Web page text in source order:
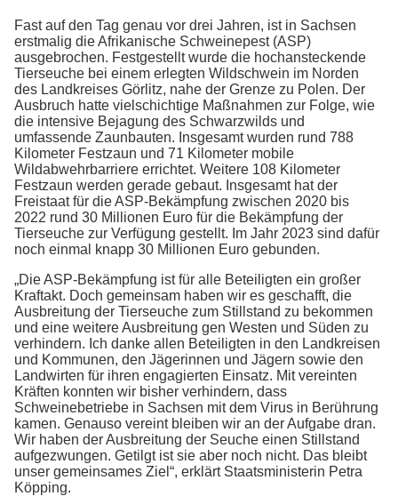
Fast auf den Tag genau vor drei Jahren, ist in Sachsen
erstmalig die Afrikanische Schweinepest (ASP)
ausgebrochen. Festgestellt wurde die hochansteckende
Tierseuche bei einem erlegten Wildschwein im Norden
des Landkreises Görlitz, nahe der Grenze zu Polen. Der
Ausbruch hatte vielschichtige Maßnahmen zur Folge, wie
die intensive Bejagung des Schwarzwilds und
umfassende Zaunbauten. Insgesamt wurden rund 788
Kilometer Festzaun und 71 Kilometer mobile
Wildabwehrbarriere errichtet. Weitere 108 Kilometer
Festzaun werden gerade gebaut. Insgesamt hat der
Freistaat für die ASP-Bekämpfung zwischen 2020 bis
2022 rund 30 Millionen Euro für die Bekämpfung der
Tierseuche zur Verfügung gestellt. Im Jahr 2023 sind dafür
noch einmal knapp 30 Millionen Euro gebunden.
„Die ASP-Bekämpfung ist für alle Beteiligten ein großer
Kraftakt. Doch gemeinsam haben wir es geschafft, die
Ausbreitung der Tierseuche zum Stillstand zu bekommen
und eine weitere Ausbreitung gen Westen und Süden zu
verhindern. Ich danke allen Beteiligten in den Landkreisen
und Kommunen, den Jägerinnen und Jägern sowie den
Landwirten für ihren engagierten Einsatz. Mit vereinten
Kräften konnten wir bisher verhindern, dass
Schweinebetriebe in Sachsen mit dem Virus in Berührung
kamen. Genauso vereint bleiben wir an der Aufgabe dran.
Wir haben der Ausbreitung der Seuche einen Stillstand
aufgezwungen. Getilgt ist sie aber noch nicht. Das bleibt
unser gemeinsames Ziel“, erklärt Staatsministerin Petra
Köpping.